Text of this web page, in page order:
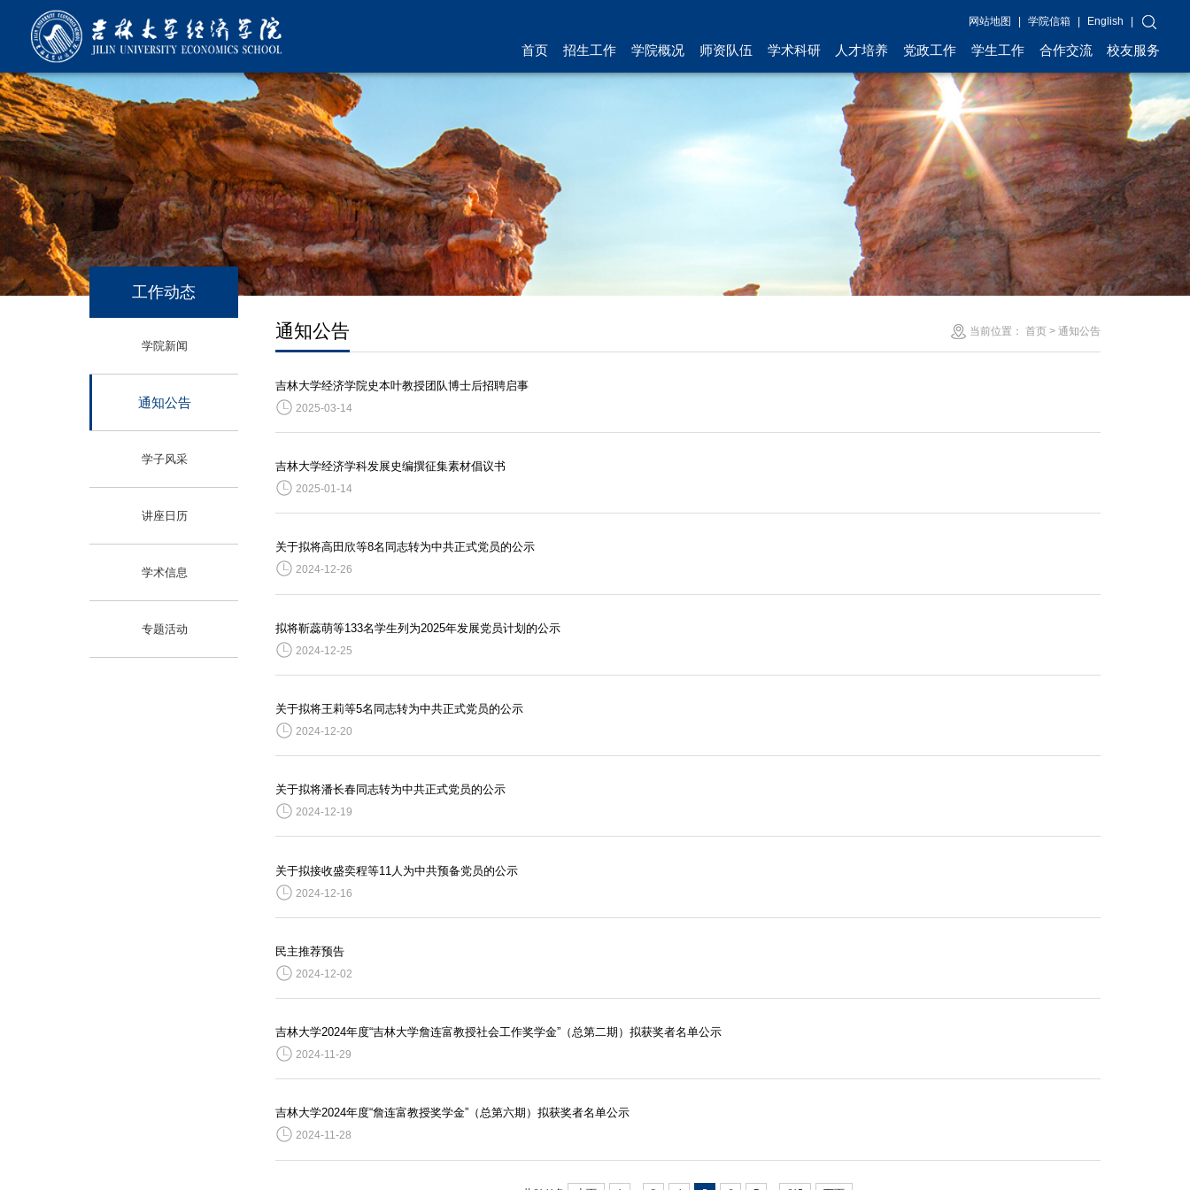
网站地图 学院信箱 English
首页 招生工作 学院概况 师资队伍 学术科研 人才培养 党政工作 学生工作 合作交流 校友服务
工作动态
学院新闻
通知公告
学子风采
讲座日历
学术信息
专题活动
当前位置：首页 >通知公告
通知公告
吉林大学经济学院史本叶教授团队博士后招聘启事
2025-03-14
吉林大学经济学科发展史编撰征集素材倡议书
2025-01-14
关于拟将高田欣等8名同志转为中共正式党员的公示
2024-12-26
拟将靳蕊萌等133名学生列为2025年发展党员计划的公示
2024-12-25
关于拟将王莉等5名同志转为中共正式党员的公示
2024-12-20
关于拟将潘长春同志转为中共正式党员的公示
2024-12-19
关于拟接收盛奕程等11人为中共预备党员的公示
2024-12-16
民主推荐预告
2024-12-02
吉林大学2024年度“吉林大学詹连富教授社会工作奖学金”（总第二期）拟获奖者名单公示
2024-11-29
吉林大学2024年度“詹连富教授奖学金”（总第六期）拟获奖者名单公示
2024-11-28